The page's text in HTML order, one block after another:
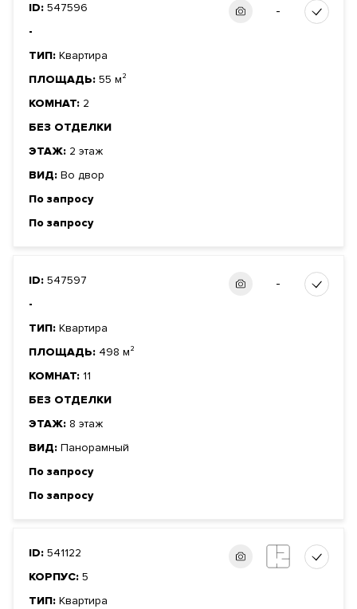
ID: 547596
-
ТИП: Квартира
ПЛОЩАДЬ: 55 м²
КОМНАТ: 2
БЕЗ ОТДЕЛКИ
ЭТАЖ: 2 этаж
ВИД: Во двор
По запросу
По запросу
-
ID: 547597
-
ТИП: Квартира
ПЛОЩАДЬ: 498 м²
КОМНАТ: 11
БЕЗ ОТДЕЛКИ
ЭТАЖ: 8 этаж
ВИД: Панорамный
По запросу
По запросу
-
ID: 541122
КОРПУС: 5
ТИП: Квартира